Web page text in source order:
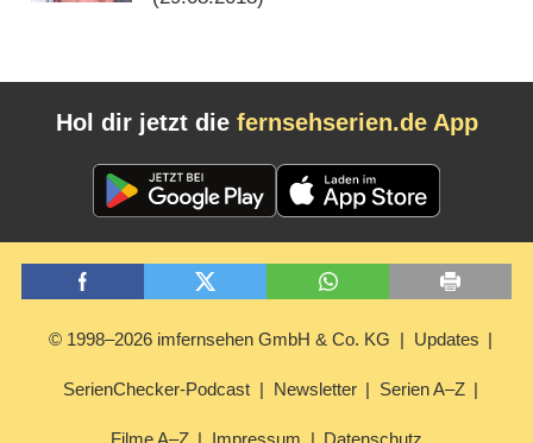
Hol dir jetzt die fernsehserien.de App
© 1998–2026 imfernsehen GmbH & Co. KG Updates
SerienChecker-Podcast Newsletter Serien A–Z
Filme A–Z Impressum Datenschutz